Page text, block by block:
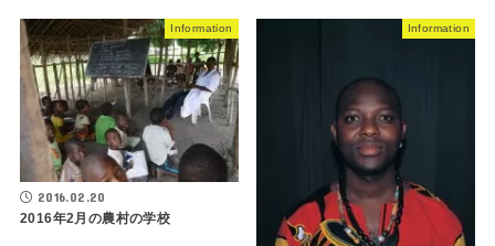
Information
2016.02.20
2016年2月の農村の学校
Information